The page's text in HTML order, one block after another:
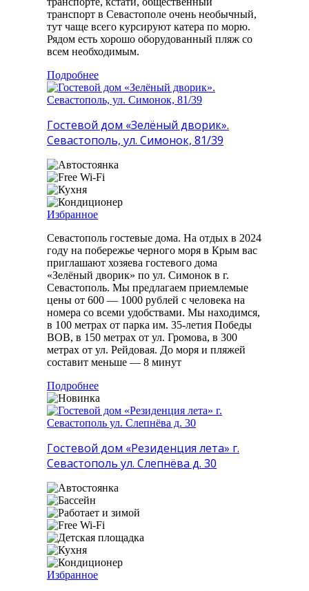
транспорт в Севастополе очень необычный,
тут чаще всего курсируют катера по морю.
Рядом есть хорошо оборудованный пляж со
всем необходимым.
Подробнее
Гостевой дом «Зелёный дворик».
Севастополь, ул. Симонок, 81/39
Избранное
Севастополь гостевые дома. На отдых в 2024
году на побережье черного моря в Крым вас
приглашают хозяева гостевого дома
«Зелёный дворик» по ул. Симонок в г.
Севастополь. Мы предлагаем приемлемые
цены от 600 — 1000 рублей с человека на
номера со всеми удобствами. Мы находимся,
в 100 метрах от парка им. 35-летия Победы
ВОВ, в 150 метрах от ул. Громова, в 300
метрах от ул. Рейдовая. До моря и пляжей
составит меньше — 8 минут
Подробнее
Гостевой дом «Резиденция лета» г.
Севастополь ул. Слепнёва д. 30
Избранное